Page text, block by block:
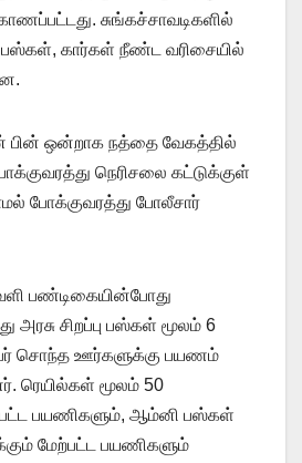
சுங்கச்சாவடிகளில்
பஸ்கள், கார்கள் நீண்ட வரிசையில்
ஒன்றாக நத்தை வேகத்தில்
நெரிசலை கட்டுக்குள்
போக்குவரத்து போலீசார்
பண்டிகையின்போது
சிறப்பு பஸ்கள் மூலம் 6
சொந்த ஊர்களுக்கு பயணம்
ரெயில்கள் மூலம் 50
பயணிகளும், ஆம்னி பஸ்கள்
மேற்பட்ட பயணிகளும்